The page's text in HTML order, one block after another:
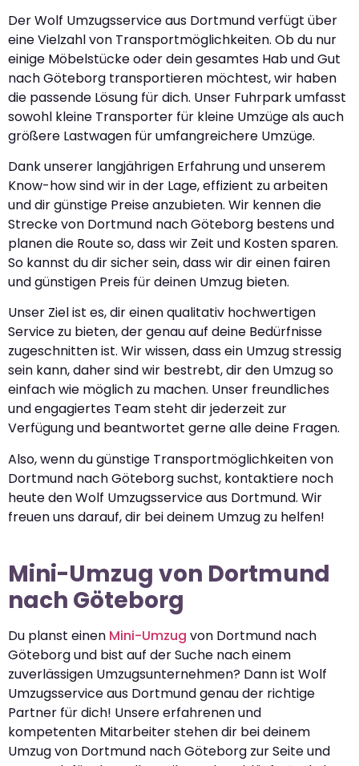
Der Wolf Umzugsservice aus Dortmund verfügt über
eine Vielzahl von Transportmöglichkeiten. Ob du nur
einige Möbelstücke oder dein gesamtes Hab und Gut
nach Göteborg transportieren möchtest, wir haben
die passende Lösung für dich. Unser Fuhrpark umfasst
sowohl kleine Transporter für kleine Umzüge als auch
größere Lastwagen für umfangreichere Umzüge.
Dank unserer langjährigen Erfahrung und unserem
Know-how sind wir in der Lage, effizient zu arbeiten
und dir günstige Preise anzubieten. Wir kennen die
Strecke von Dortmund nach Göteborg bestens und
planen die Route so, dass wir Zeit und Kosten sparen.
So kannst du dir sicher sein, dass wir dir einen fairen
und günstigen Preis für deinen Umzug bieten.
Unser Ziel ist es, dir einen qualitativ hochwertigen
Service zu bieten, der genau auf deine Bedürfnisse
zugeschnitten ist. Wir wissen, dass ein Umzug stressig
sein kann, daher sind wir bestrebt, dir den Umzug so
einfach wie möglich zu machen. Unser freundliches
und engagiertes Team steht dir jederzeit zur
Verfügung und beantwortet gerne alle deine Fragen.
Also, wenn du günstige Transportmöglichkeiten von
Dortmund nach Göteborg suchst, kontaktiere noch
heute den Wolf Umzugsservice aus Dortmund. Wir
freuen uns darauf, dir bei deinem Umzug zu helfen!
Mini-Umzug von Dortmund
nach Göteborg
Du planst einen Mini-Umzug von Dortmund nach
Göteborg und bist auf der Suche nach einem
zuverlässigen Umzugsunternehmen? Dann ist Wolf
Umzugsservice aus Dortmund genau der richtige
Partner für dich! Unsere erfahrenen und
kompetenten Mitarbeiter stehen dir bei deinem
Umzug von Dortmund nach Göteborg zur Seite und